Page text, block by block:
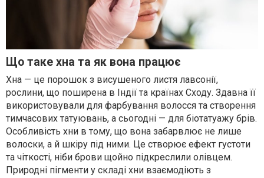
Що таке хна та як вона працює
Хна — це порошок з висушеного листя лавсонії,
рослини, що поширена в Індії та країнах Сходу. Здавна її
використовували для фарбування волосся та створення
тимчасових татуювань, а сьогодні — для біотатуажу брів.
Особливість хни в тому, що вона забарвлює не лише
волоски, а й шкіру під ними. Це створює ефект густоти
та чіткості, ніби брови щойно підкреслили олівцем.
Природні пігменти у складі хни взаємодіють з